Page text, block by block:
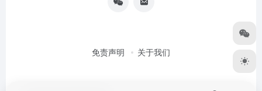
免责声明 关于我们